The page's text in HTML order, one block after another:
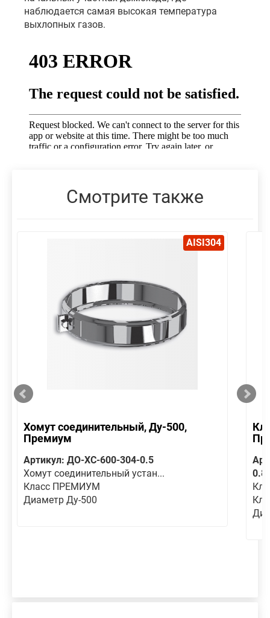
наблюдается самая высокая температура
выхлопных газов.
Смотрите также
AISI304
Хомут соединительный, Ду-500,
Премиум
Артикул: ДО-ХС-600-304-0.5
Хомут соединительный устан...
Класс ПРЕМИУМ
Диаметр Ду-500